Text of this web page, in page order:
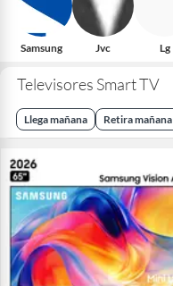
Samsung Jvc Lg
Televisores Smart TV
Llega mañana Retira mañana